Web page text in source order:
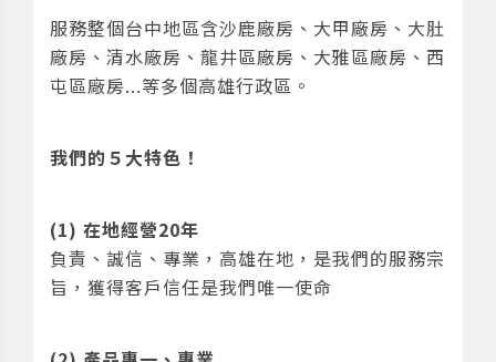
服務整個台中地區含沙鹿廠房、大甲廠房、大肚
廠房、清水廠房、龍井區廠房、大雅區廠房、西
屯區廠房...等多個高雄行政區。
我們的５大特色！
(1) 在地經營20年
負責、誠信、專業，高雄在地，是我們的服務宗
旨，獲得客戶信任是我們唯一使命